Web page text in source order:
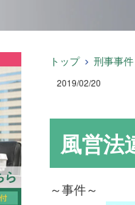
トップ 刑事事件
2019/02/20
風営法
～事件～